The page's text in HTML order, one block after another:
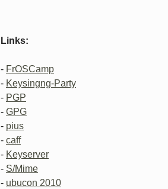
Links:
- FrOSCamp
- Keysingng-Party
- PGP
- GPG
- pius
- caff
- Keyserver
- S/Mime
- ubucon 2010